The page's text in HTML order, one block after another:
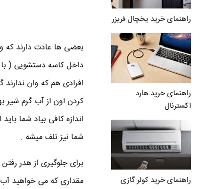
راهنمای خرید یخچال فریزر
راهنمای خرید هارد
اکسترنال
راهنمای خرید کولر گازی
بعضی ها عادت دارند که
داخل کاسه دستشویی ( با
افرادی هم که وان
کردن اون از آب گرم شیر
اندازه کافی بیاد شما
شما نیز تلف میشه .
برای جلوگیری از هدر
مقداری که می خواهید آب